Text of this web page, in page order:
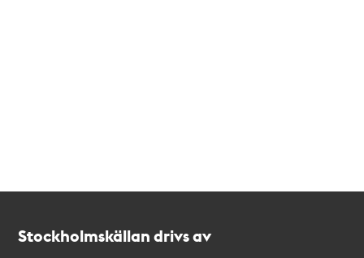
Stockholmskällan drivs av